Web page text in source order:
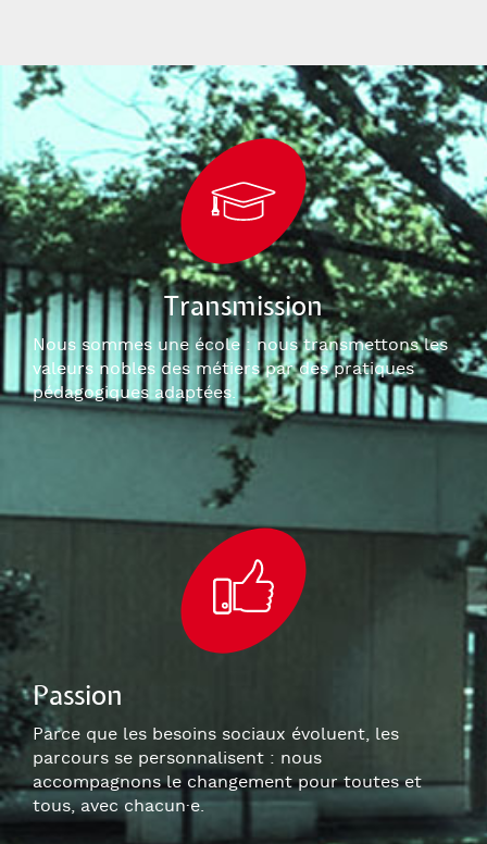
Transmission
Nous sommes une école : nous transmettons les
valeurs nobles des métiers par des pratiques
pédagogiques adaptées.
Passion
Parce que les besoins sociaux évoluent, les
parcours se personnalisent : nous
accompagnons le changement pour toutes et
tous, avec chacun·e.